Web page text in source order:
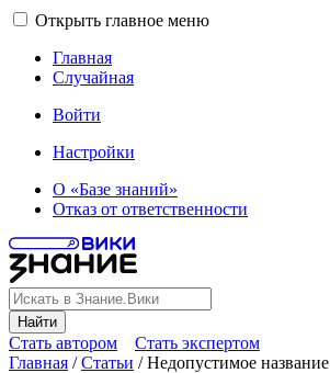
Открыть главное меню
Главная
Случайная
Войти
Настройки
О «Базе знаний»
Отказ от ответственности
Найти
Стать автором Стать экспертом
Главная /Статьи /Недопустимое название